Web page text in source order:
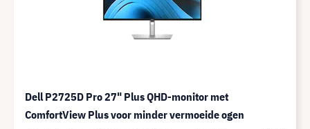
Dell P2725D Pro 27" Plus QHD-monitor met
ComfortView Plus voor minder vermoeide ogen